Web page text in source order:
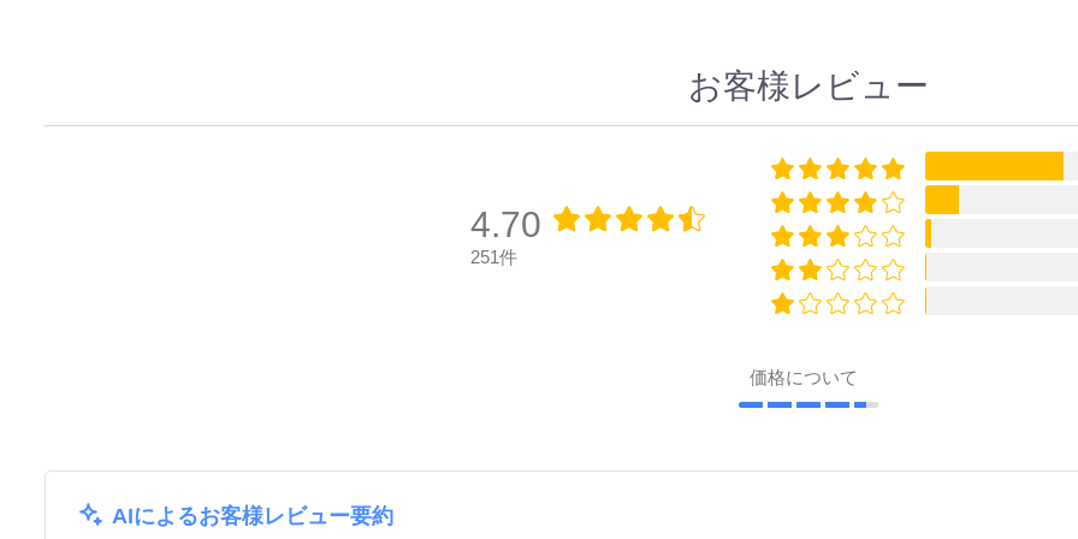
お客様レビュー
4.70
251件
価格について
AIによるお客様レビュー要約